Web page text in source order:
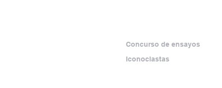
Concurso de ensayos
Iconoclastas